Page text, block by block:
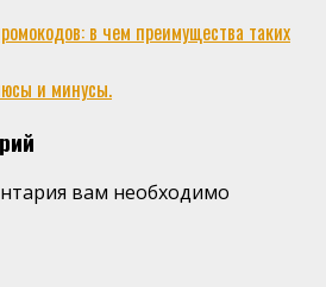
в чем преимущества таких
и минусы.
вам необходимо